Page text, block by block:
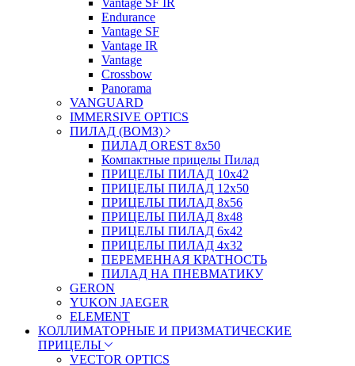
Vantage SF IR
Endurance
Vantage SF
Vantage IR
Vantage
Crossbow
Panorama
VANGUARD
IMMERSIVE OPTICS
ПИЛАД (ВОМЗ)
ПИЛАД OREST 8х50
Компактные прицелы Пилад
ПРИЦЕЛЫ ПИЛАД 10х42
ПРИЦЕЛЫ ПИЛАД 12х50
ПРИЦЕЛЫ ПИЛАД 8х56
ПРИЦЕЛЫ ПИЛАД 8х48
ПРИЦЕЛЫ ПИЛАД 6х42
ПРИЦЕЛЫ ПИЛАД 4х32
ПЕРЕМЕННАЯ КРАТНОСТЬ
ПИЛАД НА ПНЕВМАТИКУ
GERON
YUKON JAEGER
ELEMENT
КОЛЛИМАТОРНЫЕ И ПРИЗМАТИЧЕСКИЕ
ПРИЦЕЛЫ
VECTOR OPTICS